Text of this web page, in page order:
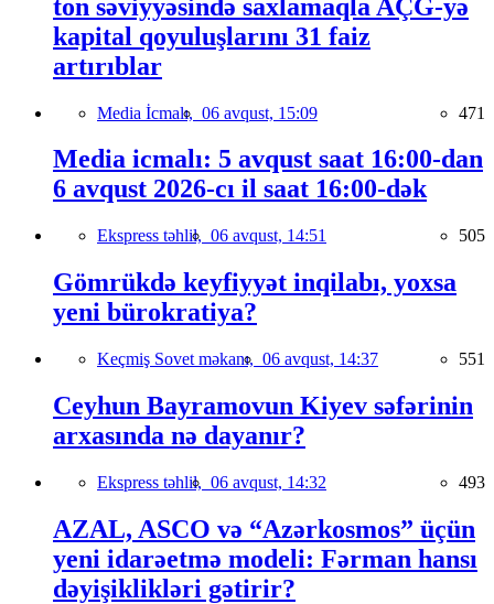
ton səviyyəsində saxlamaqla AÇG-yə
kapital qoyuluşlarını 31 faiz
artırıblar
Media İcmalı, 06 avqust, 15:09 471
Media icmalı: 5 avqust saat 16:00-dan
6 avqust 2026-cı il saat 16:00-dək
Ekspress təhlil, 06 avqust, 14:51 505
Gömrükdə keyfiyyət inqilabı, yoxsa
yeni bürokratiya?
Keçmiş Sovet məkanı, 06 avqust, 14:37 551
Ceyhun Bayramovun Kiyev səfərinin
arxasında nə dayanır?
Ekspress təhlil, 06 avqust, 14:32 493
AZAL, ASCO və “Azərkosmos” üçün
yeni idarəetmə modeli: Fərman hansı
dəyişiklikləri gətirir?